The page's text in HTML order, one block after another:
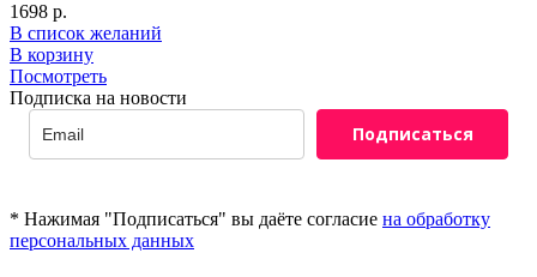
1698 р.
В список желаний
В корзину
Посмотреть
Подписка на новости
Подписаться
* Нажимая "Подписаться" вы даёте согласие на обработку
персональных данных